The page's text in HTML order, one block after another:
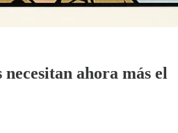
necesitan ahora más el